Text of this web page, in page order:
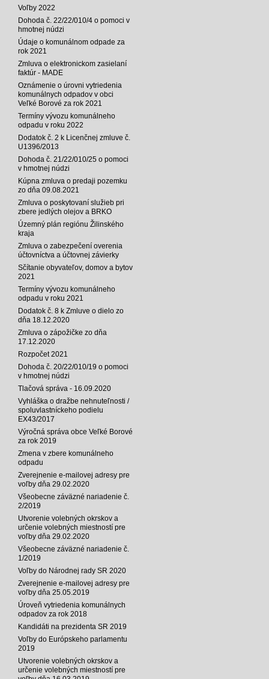
Voľby 2022
Dohoda č. 22/22/010/4 o pomoci v
hmotnej núdzi
Údaje o komunálnom odpade za
rok 2021
Zmluva o elektronickom zasielaní
faktúr - MADE
Oznámenie o úrovni vytriedenia
komunálnych odpadov v obci
Veľké Borové za rok 2021
Termíny vývozu komunálneho
odpadu v roku 2022
Dodatok č. 2 k Licenčnej zmluve č.
U1396/2013
Dohoda č. 21/22/010/25 o pomoci
v hmotnej núdzi
Kúpna zmluva o predaji pozemku
zo dňa 09.08.2021
Zmluva o poskytovaní služieb pri
zbere jedlých olejov a BRKO
Územný plán regiónu Žilinského
kraja
Zmluva o zabezpečení overenia
účtovníctva a účtovnej závierky
Sčítanie obyvateľov, domov a bytov
2021
Termíny vývozu komunálneho
odpadu v roku 2021
Dodatok č. 8 k Zmluve o dielo zo
dňa 18.12.2020
Zmluva o zápožičke zo dňa
17.12.2020
Rozpočet 2021
Dohoda č. 20/22/010/19 o pomoci
v hmotnej núdzi
Tlačová správa - 16.09.2020
Vyhláška o dražbe nehnuteľnosti /
spoluvlastníckeho podielu
EX43/2017
Výročná správa obce Veľké Borové
za rok 2019
Zmena v zbere komunálneho
odpadu
Zverejnenie e-mailovej adresy pre
voľby dňa 29.02.2020
Všeobecne záväzné nariadenie č.
2/2019
Utvorenie volebných okrskov a
určenie volebných miestností pre
voľby dňa 29.02.2020
Všeobecne záväzné nariadenie č.
1/2019
Voľby do Národnej rady SR 2020
Zverejnenie e-mailovej adresy pre
voľby dňa 25.05.2019
Úroveň vytriedenia komunálnych
odpadov za rok 2018
Kandidáti na prezidenta SR 2019
Voľby do Európskeho parlamentu
2019
Utvorenie volebných okrskov a
určenie volebných miestností pre